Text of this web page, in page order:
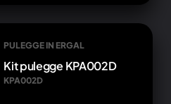
PULEGGE IN ERGAL
Kit pulegge KPA002D
KPA002D